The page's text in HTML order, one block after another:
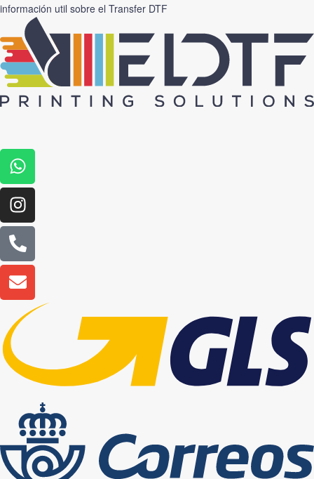
información util sobre el Transfer DTF